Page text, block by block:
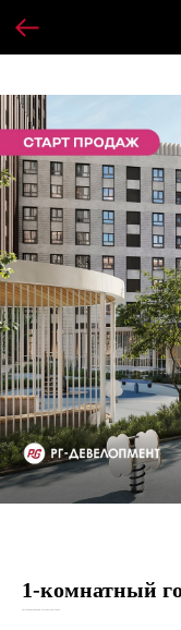
1-комнатный